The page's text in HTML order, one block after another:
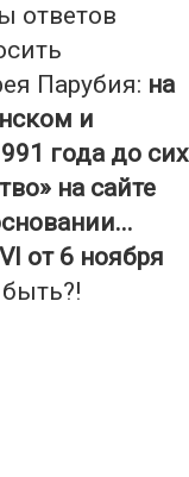
ответов
Парубия: на
и
года до сих
на сайте
от 6 ноября